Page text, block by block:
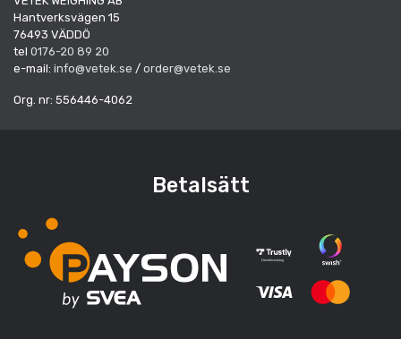
Hantverksvägen 15
76493 VÄDDÖ
tel 0176-20 89 20
e-mail: info@vetek.se / order@vetek.se
Org. nr: 556446-4062
Betalsätt